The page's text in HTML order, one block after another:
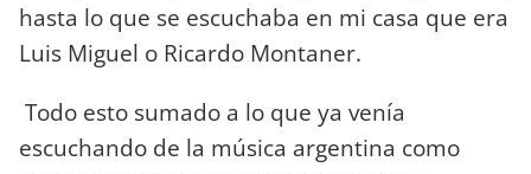
hasta lo que se escuchaba en mi casa que era
Luis Miguel o Ricardo Montaner.
Todo esto sumado a lo que ya venía
escuchando de la música argentina como